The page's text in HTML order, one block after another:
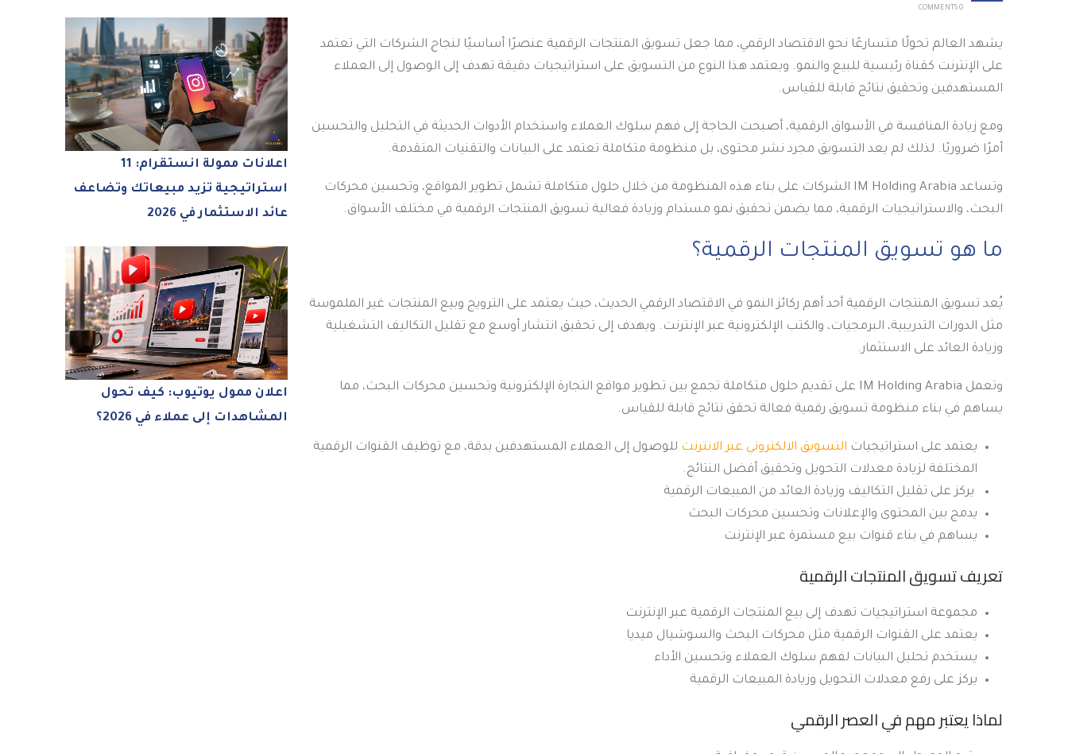
0 COMMENTS
يشهد العالم تحولًا متسارعًا نحو الاقتصاد الرقمي، مما جعل تسويق المنتجات الرقمية عنصرًا أساسيًا لنجاح الشركات التي تعتمد
على الإنترنت كقناة رئيسية للبيع والنمو. ويعتمد هذا النوع من التسويق على استراتيجيات دقيقة تهدف إلى الوصول إلى العملاء
المستهدفين وتحقيق نتائج قابلة للقياس.
ومع زيادة المنافسة في الأسواق الرقمية، أصبحت الحاجة إلى فهم سلوك العملاء واستخدام الأدوات الحديثة في التحليل والتحسين
أمرًا ضروريًا. لذلك لم يعد التسويق مجرد نشر محتوى، بل منظومة متكاملة تعتمد على البيانات والتقنيات المتقدمة.
وتساعد IM Holding Arabia الشركات على بناء هذه المنظومة من خلال حلول متكاملة تشمل تطوير المواقع، وتحسين محركات
البحث، والاستراتيجيات الرقمية، مما يضمن تحقيق نمو مستدام وزيادة فعالية تسويق المنتجات الرقمية في مختلف الأسواق.
ما هو تسويق المنتجات الرقمية؟
يُعد تسويق المنتجات الرقمية أحد أهم ركائز النمو في الاقتصاد الرقمي الحديث، حيث يعتمد على الترويج وبيع المنتجات غير الملموسة
مثل الدورات التدريبية، البرمجيات، والكتب الإلكترونية عبر الإنترنت. ويهدف إلى تحقيق انتشار أوسع مع تقليل التكاليف التشغيلية
وزيادة العائد على الاستثمار.
وتعمل IM Holding Arabia على تقديم حلول متكاملة تجمع بين تطوير مواقع التجارة الإلكترونية وتحسين محركات البحث، مما
يساهم في بناء منظومة تسويق رقمية فعالة تحقق نتائج قابلة للقياس.
يعتمد على استراتيجيات التسويق الالكتروني عبر الانترنت للوصول إلى العملاء المستهدفين بدقة، مع توظيف القنوات الرقمية
المختلفة لزيادة معدلات التحويل وتحقيق أفضل النتائج.
يركز على تقليل التكاليف وزيادة العائد من المبيعات الرقمية
يدمج بين المحتوى والإعلانات وتحسين محركات البحث
يساهم في بناء قنوات بيع مستمرة عبر الإنترنت
تعريف تسويق المنتجات الرقمية
مجموعة استراتيجيات تهدف إلى بيع المنتجات الرقمية عبر الإنترنت
يعتمد على القنوات الرقمية مثل محركات البحث والسوشيال ميديا
يستخدم تحليل البيانات لفهم سلوك العملاء وتحسين الأداء
يركز على رفع معدلات التحويل وزيادة المبيعات الرقمية
لماذا يعتبر مهم في العصر الرقمي
اعلانات ممولة انستقرام: 11
استراتيجية تزيد مبيعاتك وتضاعف
عائد الاستثمار في 2026
اعلان ممول يوتيوب: كيف تحول
المشاهدات إلى عملاء في 2026؟